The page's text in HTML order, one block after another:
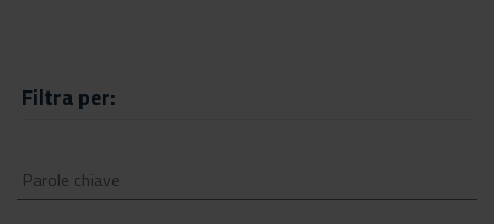
Filtra per: